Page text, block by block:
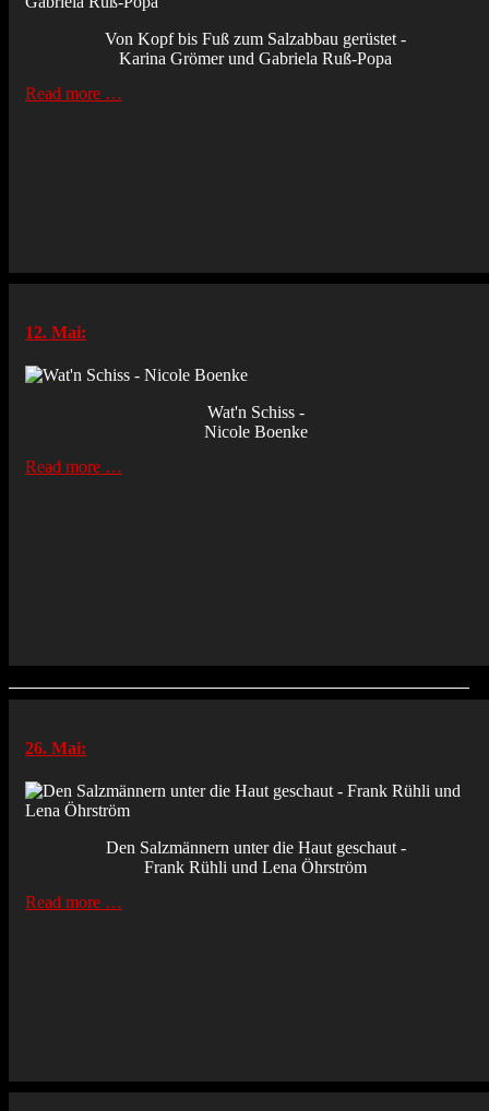
Von Kopf bis Fuß zum Salzabbau gerüstet -
Karina Grömer und Gabriela Ruß-Popa
Read more …
12. Mai:
Wat'n Schiss -
Nicole Boenke
Read more …
26. Mai:
Den Salzmännern unter die Haut geschaut -
Frank Rühli und Lena Öhrström
Read more …